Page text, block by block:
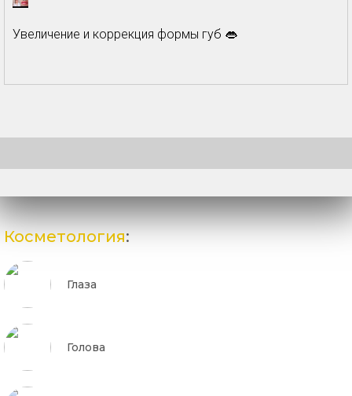
Увеличение и коррекция формы губ 👄
Косметология:
Глаза
Голова